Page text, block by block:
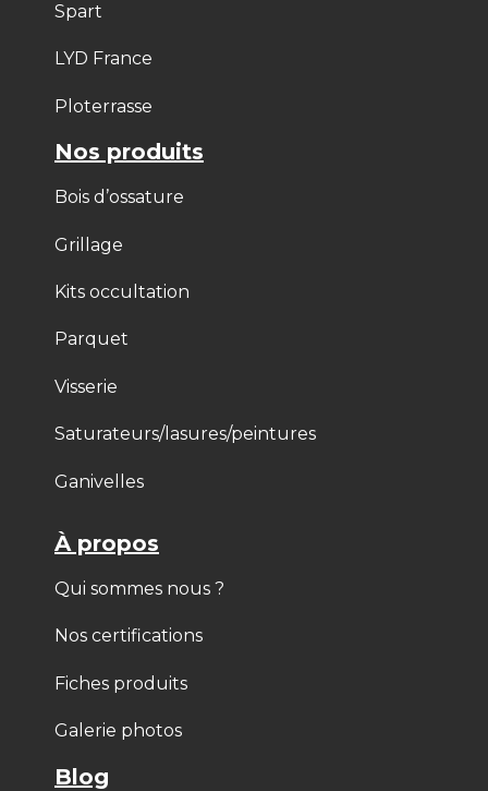
Spart
LYD France
Ploterrasse
Nos produits
Bois d’ossature
Grillage
Kits occultation
Parquet
Visserie
Saturateurs/lasures/peintures
Ganivelles
À propos
Qui sommes nous ?
Nos certifications
Fiches produits
Galerie photos
Blog